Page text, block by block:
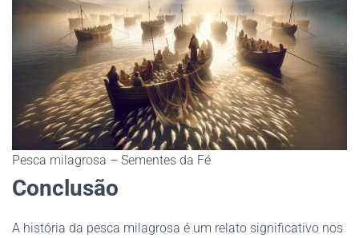
Pesca milagrosa – Sementes da Fé
Conclusão
A história da pesca milagrosa é um relato significativo nos